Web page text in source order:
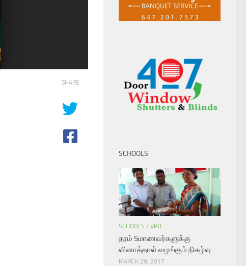
SHARE
SCHOOLS
SCHOOLS / VPO
தரம் 5மாணவர்களுக்கு
வினாத்தாள் வழங்கும் நிகழ்வு
MARCH 29, 2017